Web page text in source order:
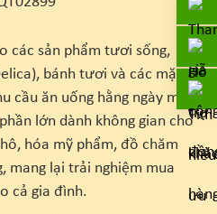
các sản phẩm tươi sống,
bánh tươi và các mặt
cầu ăn uống hằng ngày một
lớn dành không gian cho
hóa mỹ phẩm, đồ chăm
mang lại trải nghiệm mua
cả gia đình.